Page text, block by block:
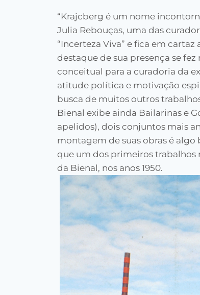
“Krajcberg é um nome
Julia Rebouças, uma das
“Incerteza Viva” e fica em
destaque de sua presença se
conceitual para a curadoria da
atitude política e motivação
busca de muitos outros
Bienal exibe ainda Bailarinas e
apelidos), dois conjuntos mais
montagem de suas obras é
que um dos primeiros
da Bienal, nos anos 1950.